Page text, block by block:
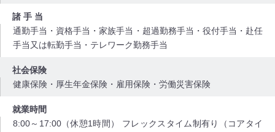
諸 手 当
通勤手当・資格手当・家族手当・超過勤務手当・役付手当・赴任
手当又は転勤手当・テレワーク勤務手当
社会保険
健康保険・厚生年金保険・雇用保険・労働災害保険
就業時間
8:00～17:00（休憩1時間） フレックスタイム制有り（コアタイ